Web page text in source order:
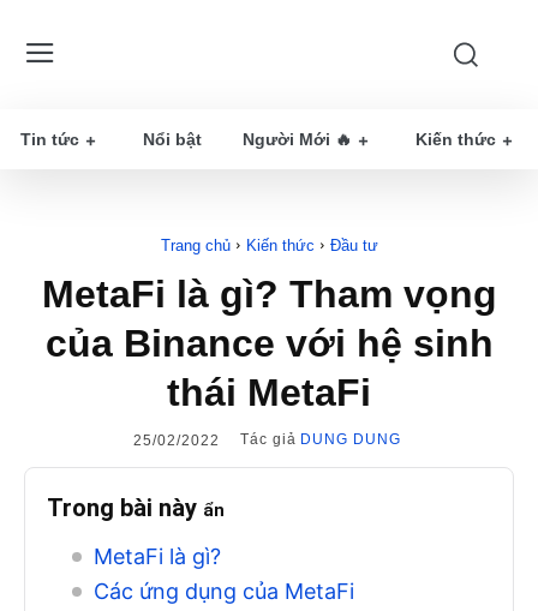
Tin tức Nổi bật Người Mới 🔥 Kiến thức
Trang chủ Kiến thức Đầu tư
MetaFi là gì? Tham vọng
của Binance với hệ sinh
thái MetaFi
25/02/2022 Tác giả DUNG DUNG
Trong bài này ẩn
MetaFi là gì?
Các ứng dụng của MetaFi